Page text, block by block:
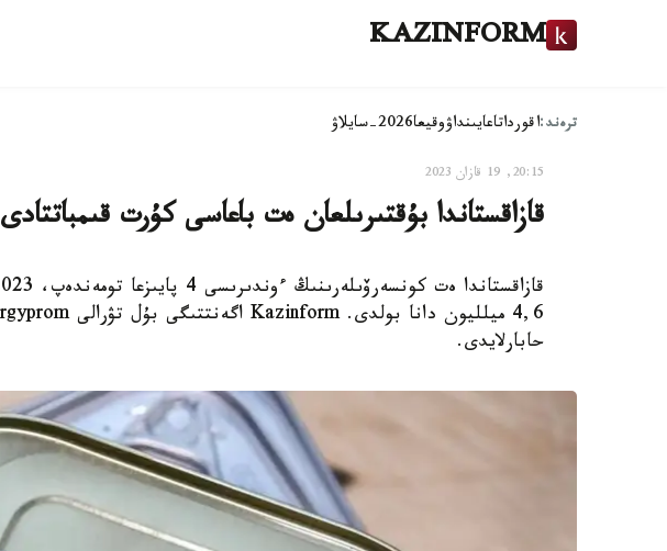
KAZINFORM
ترەند:اقورداتاعايىنداۋوقيعا2026-سايلاۋ
20:15, 19 قازان 2023
قازاقستاندا بۇقتىرىلعان ەت باعاسى كۇرت قىمباتتادى
حابارلايدى.